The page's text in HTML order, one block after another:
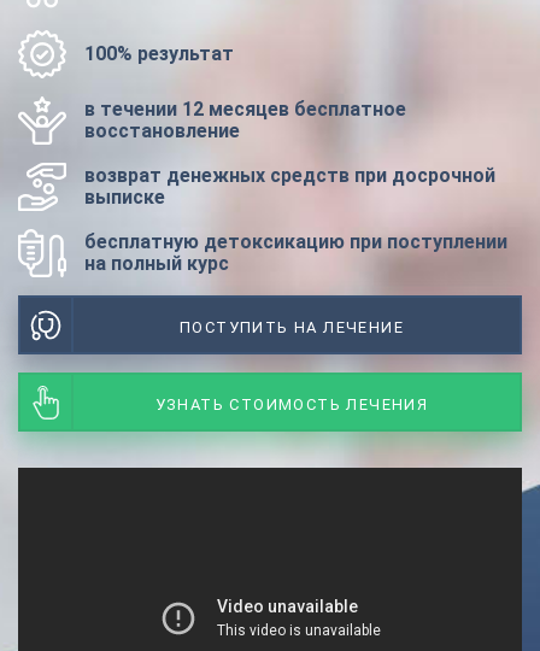
100% результат
в течении 12 месяцев бесплатное
восстановление
возврат денежных средств при досрочной
выписке
бесплатную детоксикацию при поступлении
на полный курс
ПОСТУПИТЬ НА ЛЕЧЕНИЕ
УЗНАТЬ СТОИМОСТЬ ЛЕЧЕНИЯ